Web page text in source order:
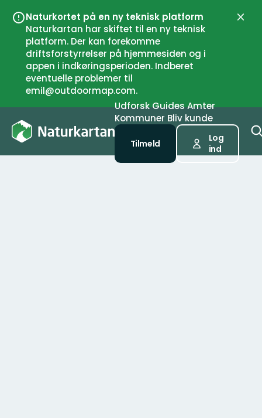
Naturkortet på en ny teknisk platform
Naturkartan har skiftet til en ny teknisk
platform. Der kan forekomme
driftsforstyrrelser på hjemmesiden og i
appen i indkøringsperioden. Indberet
eventuelle problemer til
emil@outdoormap.com.
Luk
UdforskGuidesAmter
Kommuner Bliv kunde
Tilmeld
Log
ind